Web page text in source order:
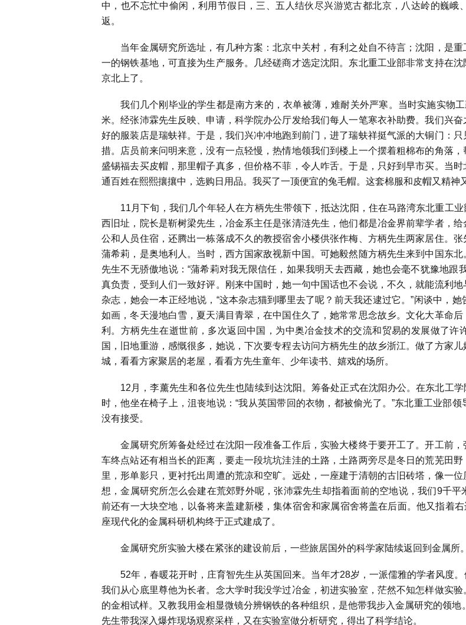
中，也不忘忙中偷闲，利用节假日，三、五人结伙尽兴游览古都北京，八达岭的巍
返。
当年金属研究所选址，有几种方案：北京中关村，有利之处自不待言；沈阳，是重
一的钢铁基地，可直接为生产服务。几经磋商才选定沈阳。东北重工业部非常支持在
京北上了。
我们几个刚毕业的学生都是南方来的，衣单被薄，难耐关外严寒。当时实施实物
米。经张沛霖先生反映、申请，科学院办公厅发给我们每人一笔寒衣补助费。我们兴
好的服装店是瑞蚨祥。于是，我们兴冲冲地跑到前门，进了瑞蚨祥挺气派的大铜门：
措。店员前来问明来意，没有一点轻慢，热情地领我们到楼上一个摆着粗棉布的角落
盛锡福去买皮帽，那里帽子真多，但价格不菲，令人咋舌。于是，只好到早市买。当
通百姓在熙熙攘攘中，选购日用品。我买了一顶便宜的兔毛帽。这套棉服和皮帽又精神
11 月下旬，我们几个年轻人在方柄先生带领下，抵达沈阳，住在马路湾东北重工
西旧址，院长是靳树梁先生，冶金系主任是张清涟先生，他们都是冶金界前辈学者，
公和人员住宿，还腾出一栋落成不久的教授宿舍小楼供张作梅、方柄先生两家居住。
蒲希莉，是奥地利人。当时，西方国家敌视新中国。可她毅然随方柄先生来到中国东
先生不无骄傲地说：“蒲希莉对我无限信任，如果我明天去西藏，她也会毫不犹豫地跟
真负责，受到人们一致好评。刚来中国时，她一句中国话也不会说，不久，就能流利
杂志，她会一本正经地说，“这本杂志猫到哪里去了呢？前天我还逮过它。”闲谈中，
如画，冬天漫地白雪，夏天满目青翠，在中国住久了，她常常思念故乡。文化大革命
利。方柄先生在逝世前，多次返回中国，为中奥冶金技术的交流和贸易的发展做了许
国，旧地重游，感慨很多，她说，下次要专程去访问方柄先生的故乡浙江。做了方家
城，看看方家聚居的老屋，看看方先生童年、少年读书、嬉戏的场所。
12 月，李薰先生和各位先生也陆续到达沈阳。筹备处正式在沈阳办公。在东北工
时，他坐在椅子上，沮丧地说：“我从英国带回的衣物，都被偷光了。”东北重工业部
没有接受。
金属研究所筹备处经过在沈阳一段准备工作后，实验大楼终于要开工了。开工前，
车终点站还有相当长的距离，要走一段坑坑洼洼的土路，土路两旁尽是冬日的荒芜田
里，形单影只，更衬托出周遭的荒凉和空旷。远处，一座建于清朝的古旧砖塔，像一
想，金属研究所怎么会建在荒郊野外呢，张沛霖先生却指着面前的空地说，我们9千平
前还有一大块空地，以备将来盖建新楼，集体宿舍和家属宿舍将盖在后面。他又指着
座现代化的金属科研机构终于正式建成了。
金属研究所实验大楼在紧张的建设前后，一些旅居国外的科学家陆续返回到金属所。
52年，春暖花开时，庄育智先生从英国回来。当年才28岁，一派儒雅的学者风度
我们从心底里尊他为长者。念大学时我没学过冶金，初进实验室，茫然不知怎样做实
的金相试样。又教我用金相显微镜分辨钢铁的各种组织，是他带我步入金属研究的领地。
先生带我深入爆炸现场观察采样，又在实验室做分析研究，得出了科学结论。